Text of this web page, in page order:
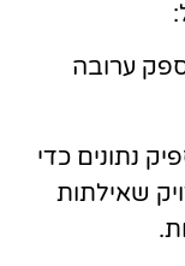
ערובה
נתונים כדי
שאילתות